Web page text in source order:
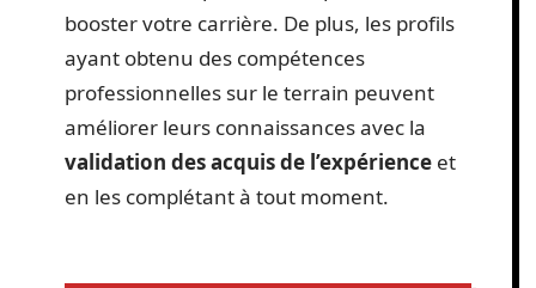
booster votre carrière. De plus, les profils
ayant obtenu des compétences
professionnelles sur le terrain peuvent
améliorer leurs connaissances avec la
validation des acquis de l’expérience et
en les complétant à tout moment.